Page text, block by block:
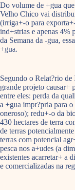
Do volume de +gua
Velho Chico vai
(irriga+-o para
ind+strias e apenas 4%
da Semana da -gua,
+gua.
Segundo o Relat?rio
grande projeto causar+
entre eles: perda da
a +gua impr?pria para
oneroso); redu+-o da
430 hectares de terra
de terras
terras com potencial
pesca nos a+udes (a
existentes acarretar+ a
e comercializadas na